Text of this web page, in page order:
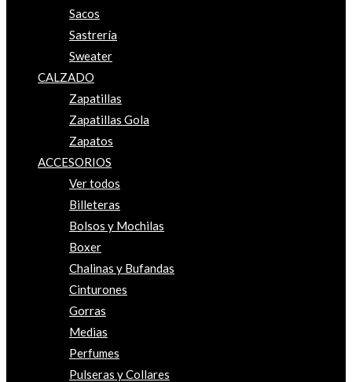
Sacos
Sastrería
Sweater
CALZADO
Zapatillas
Zapatillas Gola
Zapatos
ACCESORIOS
Ver todos
Billeteras
Bolsos y Mochilas
Boxer
Chalinas y Bufandas
Cinturones
Gorras
Medias
Perfumes
Pulseras y Collares